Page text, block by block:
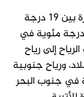
ومن المتوقع أن تتراوح درجات الحرارة بين 19 درجة
مئوية في رشاد وكادقلي، و43-45 درجة مئوية في
إلى رياح
ورياح جنوبية
في جنوب البحر